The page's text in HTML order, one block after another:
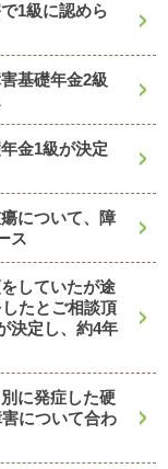
1級に認めら
基礎年金2級
金1級が決定
について、障
ス
していたが途
たとご相談頂
決定し、約4年
に発症した硬
について合わ